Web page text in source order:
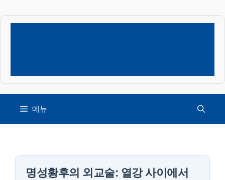
컨
너
뛰
메뉴
명성황후의 외교술: 열강 사이에서